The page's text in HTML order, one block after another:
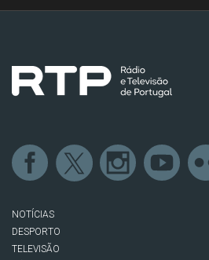
NOTÍCIAS
DESPORTO
TELEVISÃO